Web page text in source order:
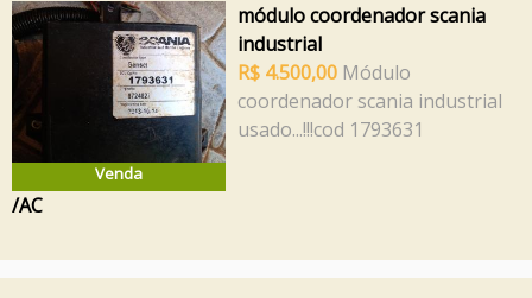
Venda
módulo coordenador scania
industrial
R$ 4.500,00 Módulo
coordenador scania industrial
usado...!!!cod 1793631
/AC